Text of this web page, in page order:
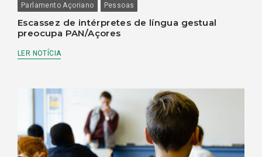
Parlamento Açoriano
Pessoas
Escassez de intérpretes de língua gestual
preocupa PAN/Açores
LER NOTÍCIA